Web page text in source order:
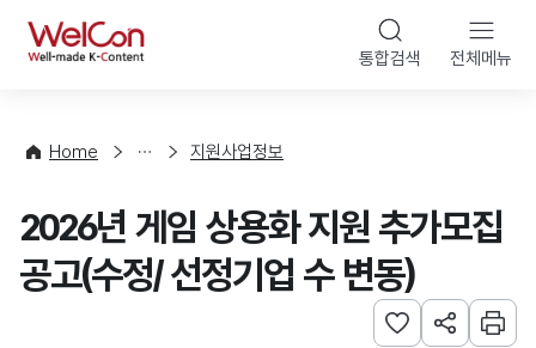
WelCon 통합검색 전체메뉴
Home
사
청
지원사업정보
2026년 게임 상용화 지원 추가모집
공고(수정/ 선정기업 수 변동)
관심사 등록하기
URL 공유하
인쇄